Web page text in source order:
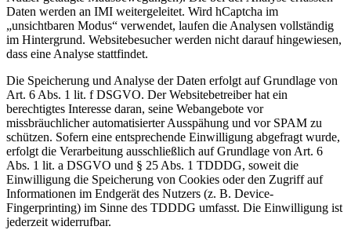
Daten werden an IMI weitergeleitet. Wird hCaptcha im
„unsichtbaren Modus“ verwendet, laufen die Analysen vollständig
im Hintergrund. Websitebesucher werden nicht darauf hingewiesen,
dass eine Analyse stattfindet.
Die Speicherung und Analyse der Daten erfolgt auf Grundlage von
Art. 6 Abs. 1 lit. f DSGVO. Der Websitebetreiber hat ein
berechtigtes Interesse daran, seine Webangebote vor
missbräuchlicher automatisierter Ausspähung und vor SPAM zu
schützen. Sofern eine entsprechende Einwilligung abgefragt wurde,
erfolgt die Verarbeitung ausschließlich auf Grundlage von Art. 6
Abs. 1 lit. a DSGVO und § 25 Abs. 1 TDDDG, soweit die
Einwilligung die Speicherung von Cookies oder den Zugriff auf
Informationen im Endgerät des Nutzers (z. B. Device-
Fingerprinting) im Sinne des TDDDG umfasst. Die Einwilligung ist
jederzeit widerrufbar.